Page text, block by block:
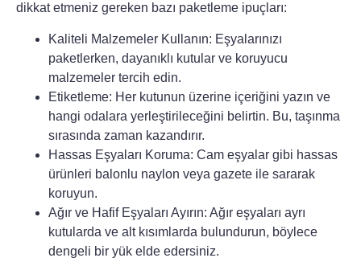
dikkat etmeniz gereken bazı paketleme ipuçları:
Kaliteli Malzemeler Kullanın: Eşyalarınızı
paketlerken, dayanıklı kutular ve koruyucu
malzemeler tercih edin.
Etiketleme: Her kutunun üzerine içeriğini yazın ve
hangi odalara yerleştirileceğini belirtin. Bu, taşınma
sırasında zaman kazandırır.
Hassas Eşyaları Koruma: Cam eşyalar gibi hassas
ürünleri balonlu naylon veya gazete ile sararak
koruyun.
Ağır ve Hafif Eşyaları Ayırın: Ağır eşyaları ayrı
kutularda ve alt kısımlarda bulundurun, böylece
dengeli bir yük elde edersiniz.